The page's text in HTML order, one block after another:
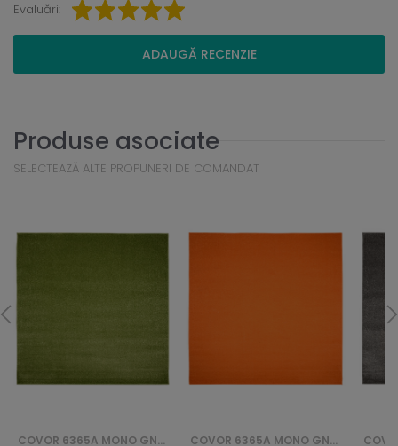
Evaluări:
ADAUGĂ RECENZIE
Produse asociate
SELECTEAZĂ ALTE PROPUNERI DE COMANDAT
COVOR 6365A MONO GNH - ZIELONY COVOR 6365A MONO GNH - POMARAŃCZOWY